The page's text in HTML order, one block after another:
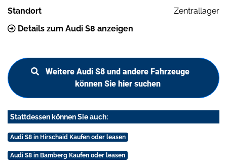
Standort
Zentrallager
Details zum Audi S8 anzeigen
Weitere Audi S8 und andere Fahrzeuge
können Sie hier suchen
Stattdessen können Sie auch:
Audi S8 in Hirschaid Kaufen oder leasen
Audi S8 in Bamberg Kaufen oder leasen